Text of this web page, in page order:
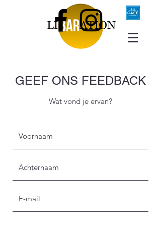
GEEF ONS FEEDBACK
Wat vond je ervan?